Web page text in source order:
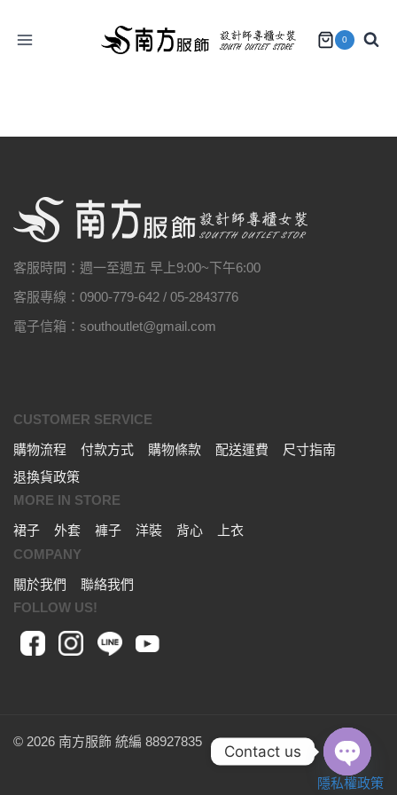
0
客服時間：週一至週五 早上9:00~下午6:00
客服專線：0900-779-642 / 05-2843776
電子信箱：southoutlet@gmail.com
CUSTOMER SERVICE
購物流程
付款方式 購物條款 配送運費
尺寸指南
退換貨政策
MORE IN STORE
裙子
外套 褲子 洋裝 背心
上衣
COMPANY
關於我們
聯絡我們
FOLLOW US!
© 2026 南方服飾 統編 88927835
隱私權政策
Contact us
OPEN